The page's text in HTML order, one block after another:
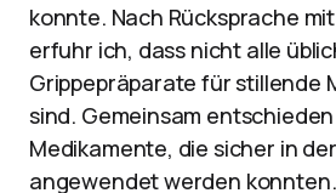
konnte. Nach Rücksprache
erfuhr ich, dass nicht alle
Grippepräparate für stillende
sind. Gemeinsam
Medikamente, die sicher in
angewendet werden